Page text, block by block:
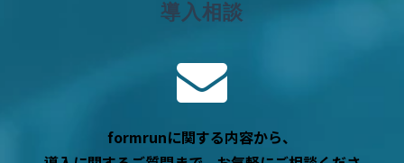
導入相談
formrunに関する内容から、